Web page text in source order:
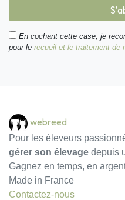
En cochant cette case, je
pour le recueil et le traitement de
webreed
Pour les éleveurs
gérer son élevage depuis
Gagnez en temps, en
Made in France
Contactez-nous